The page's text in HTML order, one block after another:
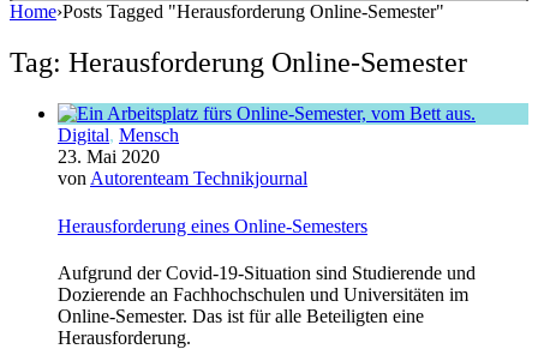
Home›Posts Tagged "Herausforderung Online-Semester"
Tag: Herausforderung Online-Semester
Digital, Mensch
23. Mai 2020
von Autorenteam Technikjournal
Herausforderung eines Online-Semesters
Aufgrund der Covid-19-Situation sind Studierende und
Dozierende an Fachhochschulen und Universitäten im
Online-Semester. Das ist für alle Beteiligten eine
Herausforderung.